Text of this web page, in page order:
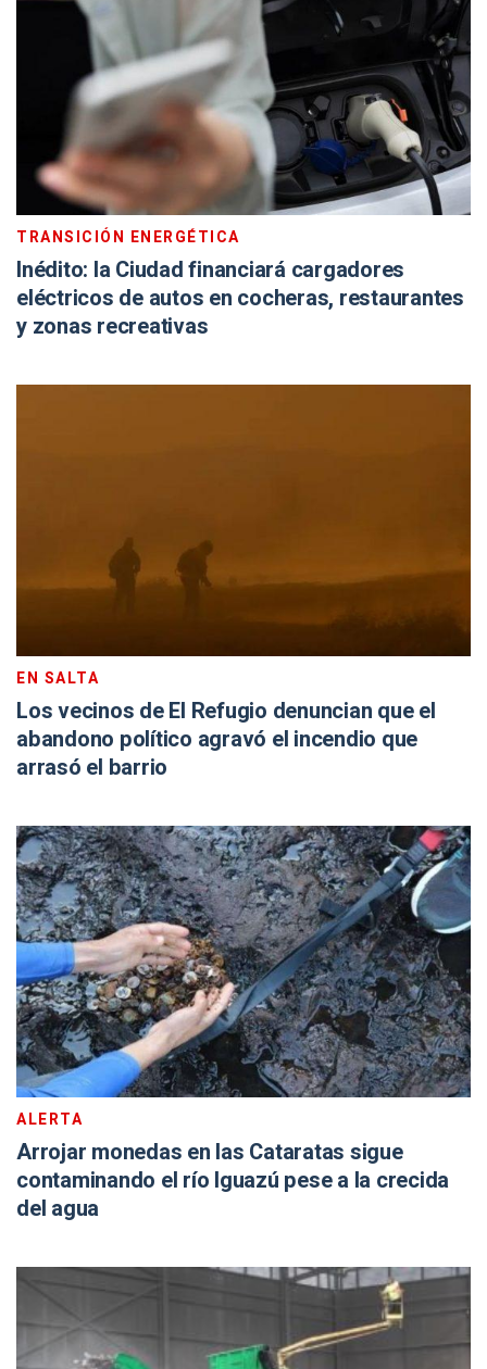
TRANSICIÓN ENERGÉTICA
Inédito: la Ciudad financiará cargadores
eléctricos de autos en cocheras, restaurantes
y zonas recreativas
EN SALTA
Los vecinos de El Refugio denuncian que el
abandono político agravó el incendio que
arrasó el barrio
ALERTA
Arrojar monedas en las Cataratas sigue
contaminando el río Iguazú pese a la crecida
del agua